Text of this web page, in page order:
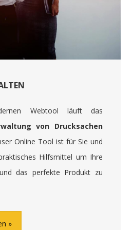
Webtool läuft das
von Drucksachen
Online Tool ist für Sie und
Hilfsmittel um Ihre
das perfekte Produkt zu